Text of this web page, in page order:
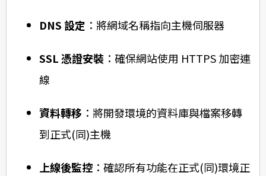
DNS 設定 ：將網域名稱指向主機伺服器
SSL 憑證安裝 ：確保網站使用 HTTPS 加密連
線
資料轉移 ：將開發環境的資料庫與檔案移轉
到正式(同)主機
上線後監控 ：確認所有功能在正式(同)環境正